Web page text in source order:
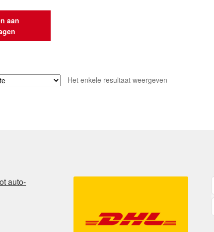
aan
Het enkele resultaat weergeven
auto-